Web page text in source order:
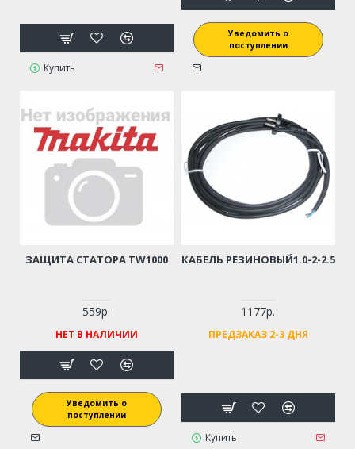
Купить
Уведомить о
поступлении
ЗАЩИТА СТАТОРА TW1000
559р.
НЕТ В НАЛИЧИИ
Уведомить о
поступлении
КАБЕЛЬ РЕЗИНОВЫЙ1.0-2-2.5
1177р.
ПРЕДЗАКАЗ 2-3 ДНЯ
Купить